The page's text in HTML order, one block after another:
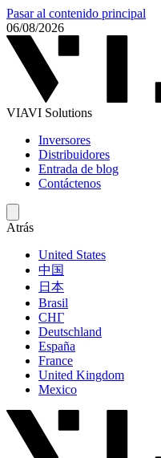
Pasar al contenido principal
06/08/2026
VIAVI Solutions
Inversores
Distribuidores
Entrada de blog
Contáctenos
Atrás
United States
中国
日本
Brasil
СНГ
Deutschland
España
France
United Kingdom
Mexico